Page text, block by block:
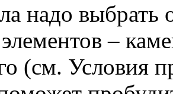
надо
–
(см. Условия